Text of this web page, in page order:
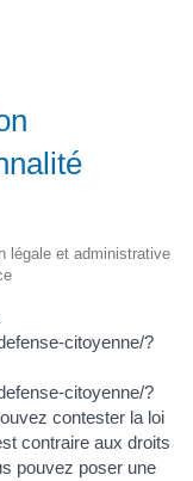
légale et administrative
citoyenne/?
citoyenne/?
contester la loi
contraire aux droits
pouvez poser une